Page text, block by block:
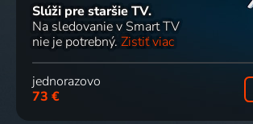
Slúži pre staršie TV.
Na sledovanie v Smart TV
nie je potrebný. Zistiť viac
jednorazovo
73 €